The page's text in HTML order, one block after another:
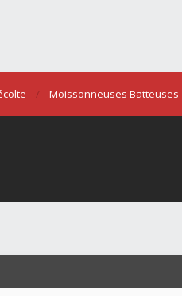
Moissonneuses Batteuses